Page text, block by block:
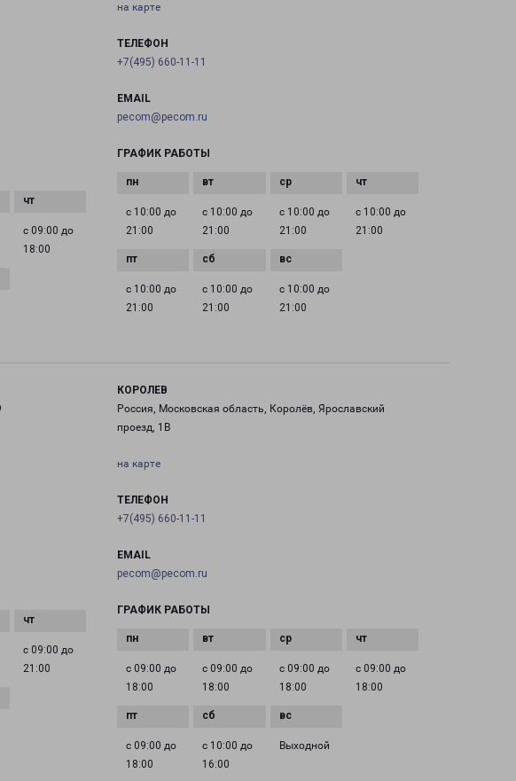
с 09:00 до
18:00
на карте
ТЕЛЕФОН
+7(495) 660-11-11
EMAIL
pecom@pecom.ru
ГРАФИК РАБОТЫ
с 10:00 до
21:00
с 10:00 до
21:00
с 10:00 до
21:00
с 10:00 до
21:00
с 10:00 до
21:00
с 10:00 до
21:00
с 10:00 до
21:00
с 09:00 до
21:00
КОРОЛЕВ
Россия, Московская область, Королёв, Ярославский
проезд, 1В
на карте
ТЕЛЕФОН
+7(495) 660-11-11
EMAIL
pecom@pecom.ru
ГРАФИК РАБОТЫ
с 09:00 до
18:00
с 09:00 до
18:00
с 09:00 до
18:00
с 09:00 до
18:00
с 09:00 до
18:00
с 10:00 до
16:00
Выходной